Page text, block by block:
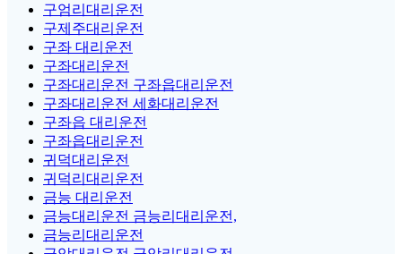
구엄리대리운전
구제주대리운전
구좌 대리운전
구좌대리운전
구좌대리운전 구좌읍대리운전
구좌대리운전 세화대리운전
구좌읍 대리운전
구좌읍대리운전
귀덕대리운전
귀덕리대리운전
금능 대리운전
금능대리운전 금능리대리운전,
금능리대리운전